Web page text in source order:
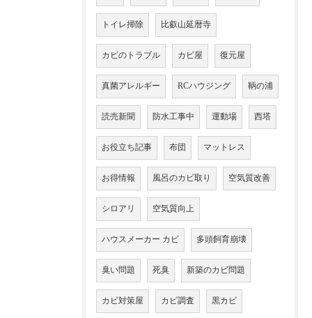
トイレ掃除 比叡山延暦寺
カビのトラブル カビ屋 復元屋
真菌アレルギー RCハウジング 鞆の浦
読売新聞 防水工事中 運動場 西塔
お役立ち記事 布団 マットレス
お得情報 風呂のカビ取り 空気質改善
シロアリ 空気質向上
ハウスメーカー カビ 多頭飼育崩壊
臭い問題 死臭 新築のカビ問題
カビ対策屋 カビ調査 黒カビ